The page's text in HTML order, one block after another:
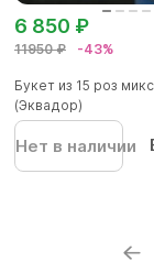
11950 ₽ -43%
6 850 ₽
Букет из 15 роз
(Эквадор)
Нет в наличии